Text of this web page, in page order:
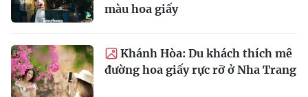
màu hoa giấy
Khánh Hòa: Du khách thích mê
đường hoa giấy rực rỡ ở Nha Trang